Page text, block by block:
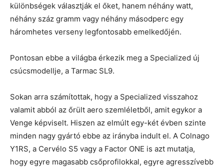
különbségek választják el őket, hanem néhány watt,
néhány száz gramm vagy néhány másodperc egy
háromhetes verseny legfontosabb emelkedőjén.
Pontosan ebbe a világba érkezik meg a Specialized új
csúcsmodellje, a Tarmac SL9.
Sokan arra számítottak, hogy a Specialized visszahoz
valamit abból az őrült aero szemléletből, amit egykor a
Venge képviselt. Hiszen az elmúlt egy-két évben szinte
minden nagy gyártó ebbe az irányba indult el. A Colnago
Y1RS, a Cervélo S5 vagy a Factor ONE is azt mutatja,
hogy egyre magasabb csőprofilokkal, egyre agresszívebb